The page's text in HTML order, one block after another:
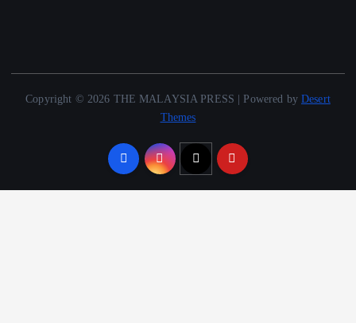
Copyright © 2026 THE MALAYSIA PRESS | Powered byDesert
Themes